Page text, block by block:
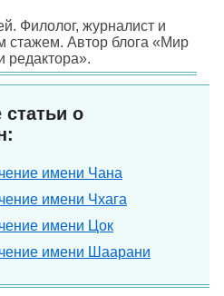
Филолог, журналист и
стажем. Автор блога «Мир
редактора».
статьи о
имени Чана
имени Чхага
имени Цок
имени Шаарани